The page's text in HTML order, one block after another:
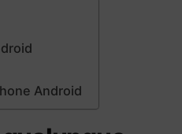
Android